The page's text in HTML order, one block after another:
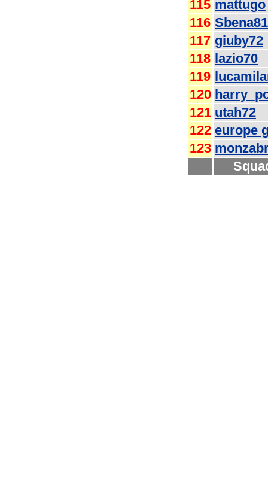
115 mattugo
116 Sbena81
117 giuby72
118 lazio70
119
120
121 utah72
122 europe
123